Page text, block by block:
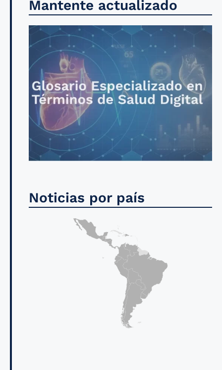
Mantente actualizado
Noticias por país